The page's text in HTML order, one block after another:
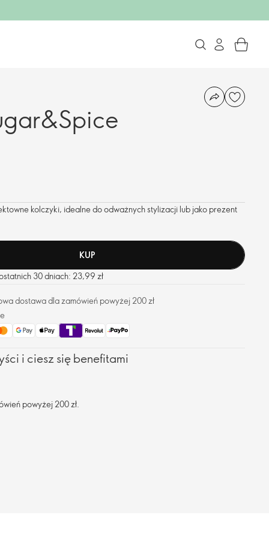
kolczyki, idealne do odważnych stylizacji lub jako prezent
KUP
30 dniach: 23,99 zł
dostawa dla zamówień powyżej 200 zł
i ciesz się benefitami
powyżej 200 zł.